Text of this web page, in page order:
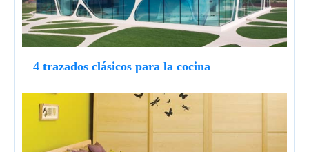
4 trazados clásicos para la cocina